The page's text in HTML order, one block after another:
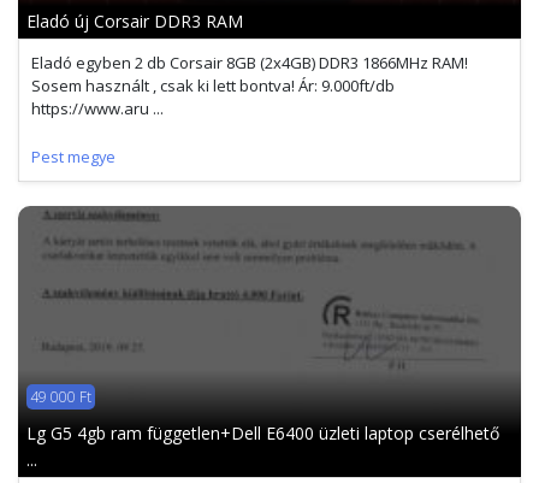
Eladó új Corsair DDR3 RAM
Eladó egyben 2 db Corsair 8GB (2x4GB) DDR3 1866MHz RAM!
Sosem használt , csak ki lett bontva! Ár: 9.000ft/db
https://www.aru ...
Pest megye
49 000 Ft
Lg G5 4gb ram független+Dell E6400 üzleti laptop cserélhető
...